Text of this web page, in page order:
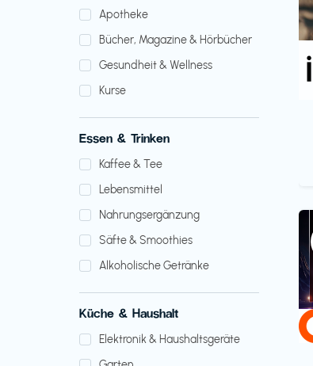
Apotheke
Bücher, Magazine & Hörbücher
Gesundheit & Wellness
Kurse
Essen & Trinken
Kaffee & Tee
Lebensmittel
Nahrungsergänzung
Säfte & Smoothies
Alkoholische Getränke
Küche & Haushalt
Elektronik & Haushaltsgeräte